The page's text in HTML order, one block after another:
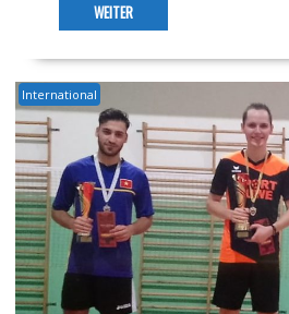
WEITER
International